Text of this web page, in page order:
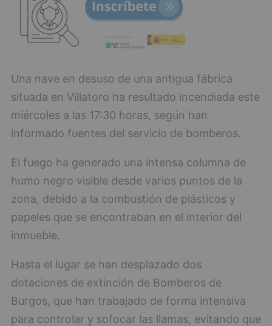
Una nave en desuso de una antigua fábrica
situada en Villatoro ha resultado incendiada este
miércoles a las 17:30 horas, según han
informado fuentes del servicio de bomberos.
El fuego ha generado una intensa columna de
humo negro visible desde varios puntos de la
zona, debido a la combustión de plásticos y
papeles que se encontraban en el interior del
inmueble.
Hasta el lugar se han desplazado dos
dotaciones de extinción de Bomberos de
Burgos, que han trabajado de forma intensiva
para controlar y sofocar las llamas, evitando que